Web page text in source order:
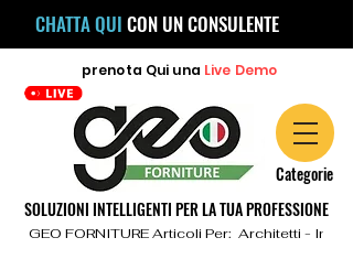
CHATTA QUI CON UN CONSULENTE
prenota Qui una Live Demo
Categorie
SOLUZIONI INTELLIGENTI PER LA TUA PROFESSIONE
GEO FORNITURE Articoli Per:  Architetti -